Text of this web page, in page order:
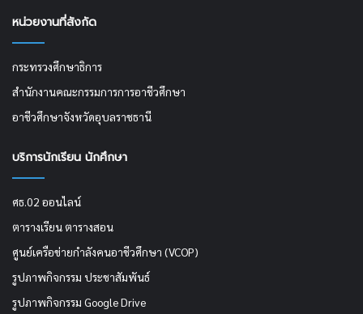
หน่วยงานที่สังกัด
กระทรวงศึกษาธิการ
สำนักงานคณะกรรมการการอาชีวศึกษา
อาชีวศึกษาจังหวัดอุบลราชธานี
บริการนักเรียน นักศึกษา
ศธ.02 ออนไลน์
ตารางเรียน ตารางสอน
ศูนย์เครือข่ายกำลังคนอาชีวศึกษา (VCOP)
รูปภาพกิจกรรม ประชาสัมพันธ์
รูปภาพกิจกรรม Google Drive